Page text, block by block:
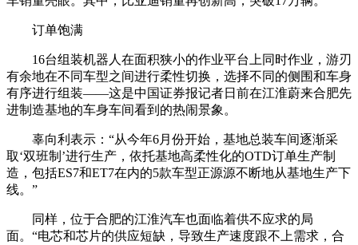
订单饱满
16台组装机器人在面积狭小的作业平台上同时作业，游刃
有余地在不同车型之间进行柔性切换，选择不同的侧围和车身
有序进行组装——这是中国证券报记者日前在江淮蔚来合肥先
进制造基地的车身车间看到的热闹景象。
辜向利表示：“从今年6月份开始，基地总装车间逐渐采
取‘双班制’进行生产，依托基地高柔性化的OTD订单生产制
造，包括ES7和ET7在内的5款车型正源源不断地从基地生产下
线。”
同样，位于合肥的江淮汽车也面临着供不应求的局
面。“电芯和芯片的供应短缺，导致生产速度跟不上需求，合